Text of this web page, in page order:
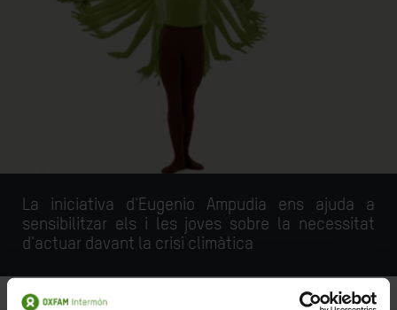
La iniciativa d'Eugenio Ampudia ens ajuda a
sensibilitzar els i les joves sobre la necessitat
d'actuar davant la crisi climàtica